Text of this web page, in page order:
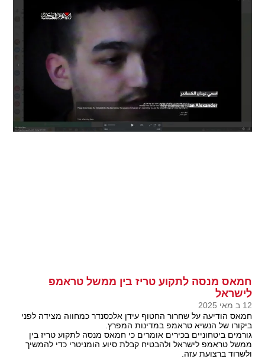
חמאס מנסה לתקוע טריז בין ממשל טראמפ
לישראל
12 ב מאי 2025
חמאס הודיעה על שחרור החטוף עידן אלכסנדר כמחווה מצידה לפני
ביקורו של הנשיא טראמפ במדינות המפרץ.
גורמים ביטחוניים בכירים אומרים כי חמאס מנסה לתקוע טריז בין
ממשל טראמפ לישראל ולהבטיח קבלת סיוע הומניטרי כדי להמשיך
ולשרוד ברצועת עזה.